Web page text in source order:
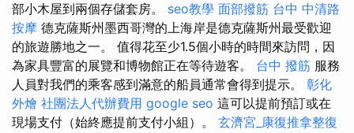
部小木屋到兩個存儲套房。 seo教學 面部撥筋 台中 中清路
按摩 德克薩斯州墨西哥灣的上海岸是德克薩斯州最受歡迎
的旅遊勝地之一。 值得花至少1.5個小時的時間來訪問，因
為家具豐富的展覽和博物館正在等待遊客。 台中 撥筋 服務
人員對我們的乘客感到滿意的船員通常會得到提示。 彰化
外燴 社團法人代辦費用 google seo 這可以提前預訂或在
現場支付（始終應提前支付小組）。 玄濟宮_康復推拿整復